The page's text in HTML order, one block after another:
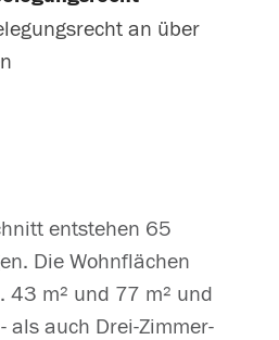
an über
entstehen 65
Die Wohnflächen
43 m² und 77 m² und
als auch Drei-Zimmer-